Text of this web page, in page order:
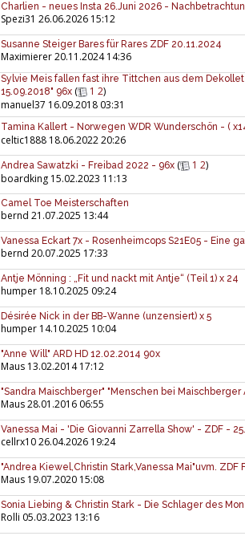
Charlien - neues Insta 26.Juni 2026 -
Spezi31 26.06.2026 15:12
Susanne Steiger Bares für Rares ZDF 20.11.2024
Maximierer20.11.2024 14:36
Sylvie Meis fallen fast ihre Tittchen aus dem
15.09.2018" 96x ( 1 2)
manuel37 16.09.2018 03:31
Tamina Kallert - Norwegen WDR Wunderschön - (
celtic1888 18.06.2022 20:26
Andrea Sawatzki - Freibad 2022 - 96x ( 1 2)
boardking 15.02.2023 11:13
Camel Toe Meisterschaften
bernd 21.07.2025 13:44
Vanessa Eckart 7x - Rosenheimcops S21E05 - Eine
bernd 20.07.2025 17:33
Antje Mönning : „Fit und nackt mit Antje“ (Teil 1) x 24
humper 18.10.2025 09:24
Désirée Nick in der BB-Wanne (unzensiert) x 5
humper 14.10.2025 10:04
"Anne Will" ARD HD 12.02.2014 90x
Maus 13.02.2014 17:12
"Sandra Maischberger" "Menschen bei Maischberger
Maus28.01.2016 06:55
Vanessa Mai - 'Die Giovanni Zarrella Show' - ZDF -
cellrx1026.04.2026 19:24
"Andrea Kiewel,Christin Stark,Vanessa Mai"uvm.
Maus 19.07.2020 15:08
Sonia Liebing & Christin Stark - Die Schlager des
Rolli 05.03.2023 13:16